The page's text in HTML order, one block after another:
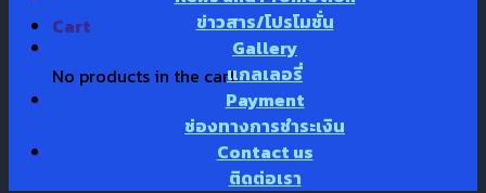
Cart
No products in the cart.
ข่าวสาร/โปรโมชั่น
Gallery
แกลเลอรี่
Payment
ช่องทางการชำระเงิน
Contact us
ติดต่อเรา